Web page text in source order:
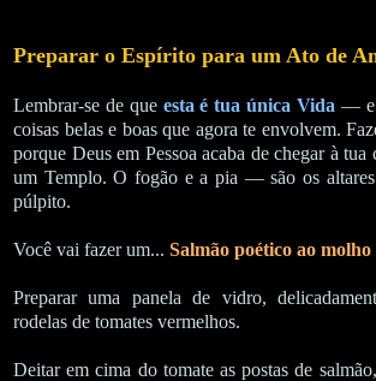
Preparar o Espírito para um Ato de
Lembrar-se de que esta é tua única Vida — e
coisas belas e boas que agora te envolvem.
porque Deus em Pessoa acaba de chegar à tua
um Templo. O fogão e a pia — são os
púlpito.
Você vai fazer um... Salmão poético ao
Preparar uma panela de vidro,
rodelas de tomates vermelhos.
Deitar em cima do tomate as postas de